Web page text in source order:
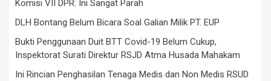
Komisi VII DPR: Ini Sangat Parah
DLH Bontang Belum Bicara Soal Galian Milik PT. EUP
Bukti Penggunaan Duit BTT Covid-19 Belum Cukup,
Inspektorat Surati Direktur RSJD Atma Husada Mahakam
Ini Rincian Penghasilan Tenaga Medis dan Non Medis RSUD